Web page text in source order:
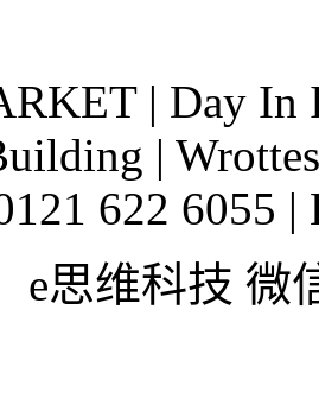
| Day In
|
622 6055 |
e思维科技 微